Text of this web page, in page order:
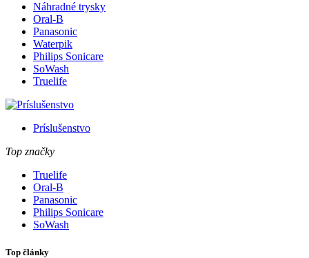
Náhradné trysky
Oral-B
Panasonic
Waterpik
Philips Sonicare
SoWash
Truelife
Príslušenstvo
Top značky
Truelife
Oral-B
Panasonic
Philips Sonicare
SoWash
Top články